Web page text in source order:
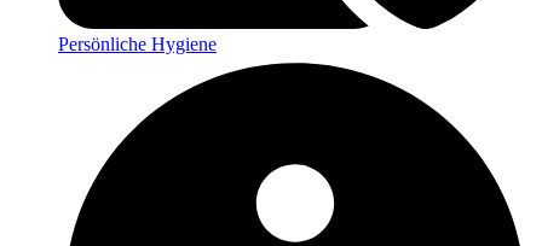
Persönliche Hygiene